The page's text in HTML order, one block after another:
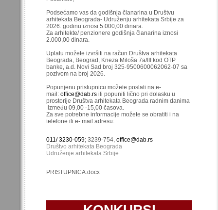
Podsećamo vas da godišnja članarina u Društvu
arhitekata Beograda- Udruženju arhitekata Srbije za
2026. godinu iznosi 5.000,00 dinara.
Za arhitekte/ penzionere godišnja članarina iznosi
2.000,00 dinara.
Uplatu možete izvršiti na račun Društva arhitekata
Beograda, Beograd, Kneza Miloša 7a/III kod OTP
banke, a.d. Novi Sad broj 325-9500600062062-07 sa
pozivom na broj 2026.
Popunjenu pristupnicu možete poslati na e-
mail: office@dab.rs ili popuniti lično pri dolasku u
prostorije Društva arhitekata Beograda radnim danima
između 09,00 -15,00 časova.
Za sve potrebne informacije možete se obratiti i na
telefone ili e- mail adresu:
011/ 3230-059; 3239-754, office@dab.rs
Društvo arhitekata Beograda
Udruženje arhitekata Srbije
PRISTUPNICA.docx